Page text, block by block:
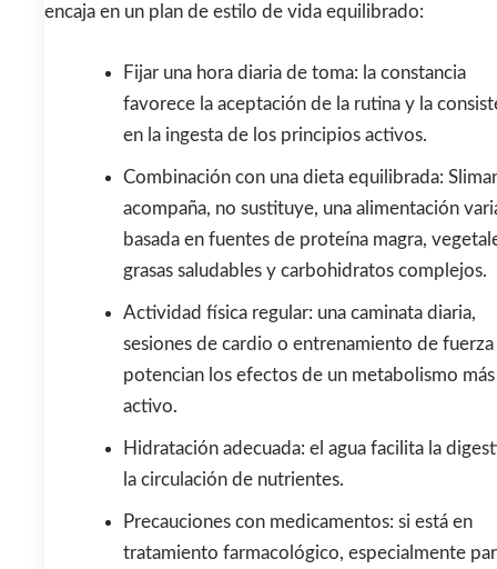
encaja en un plan de estilo de vida equilibrado:
Fijar una hora diaria de toma: la constancia
favorece la aceptación de la rutina y la
en la ingesta de los principios activos.
Combinación con una dieta equilibrada:
acompaña, no sustituye, una alimentación
basada en fuentes de proteína magra,
grasas saludables y carbohidratos complejos.
Actividad física regular: una caminata diaria,
sesiones de cardio o entrenamiento de fuerza
potencian los efectos de un metabolismo más
activo.
Hidratación adecuada: el agua facilita la
la circulación de nutrientes.
Precauciones con medicamentos: si está en
tratamiento farmacológico, especialmente